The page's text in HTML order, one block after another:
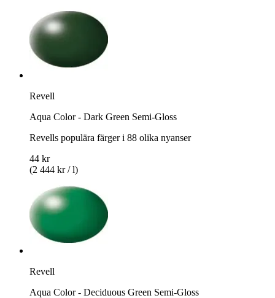
Revell
Aqua Color - Dark Green Semi-Gloss
Revells populära färger i 88 olika nyanser
44 kr
(2 444 kr / l)
Revell
Aqua Color - Deciduous Green Semi-Gloss